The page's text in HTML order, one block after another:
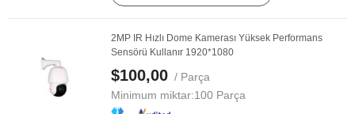
2MP IR Hızlı Dome Kamerası Yüksek Performans
Sensörü Kullanır 1920*1080
$100,00 / Parça
Minimum miktar:100 Parça